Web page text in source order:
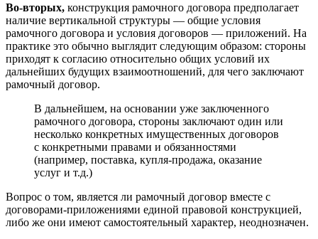
Во-вторых, конструкция рамочного договора предполагает
наличие вертикальной структуры — общие условия
рамочного договора и условия договоров — приложений. На
практике это обычно выглядит следующим образом: стороны
приходят к согласию относительно общих условий их
дальнейших будущих взаимоотношений, для чего заключают
рамочный договор.
В дальнейшем, на основании уже заключенного
рамочного договора, стороны заключают один или
несколько конкретных имущественных договоров
с конкретными правами и обязанностями
(например, поставка, купля-продажа, оказание
услуг и т.д.)
Вопрос о том, является ли рамочный договор вместе с
договорами-приложениями единой правовой конструкцией,
либо же они имеют самостоятельный характер, неоднозначен.